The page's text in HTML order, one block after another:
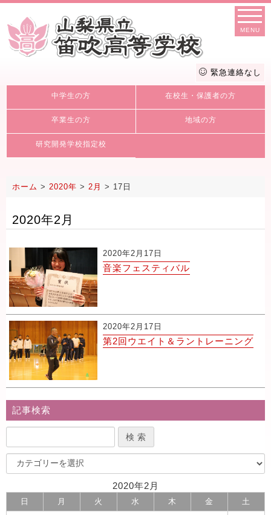
MENU
緊急連絡なし
中学生の方 在校生・保護者の方
卒業生の方 地域の方
研究開発学校指定校
ホーム > 2020年 > 2月 > 17日
2020年2月
2020年2月17日
音楽フェスティバル
2020年2月17日
第2回ウエイト＆ラントレーニング
記事検索
2020年2月
日 月 火 水 木 金 土